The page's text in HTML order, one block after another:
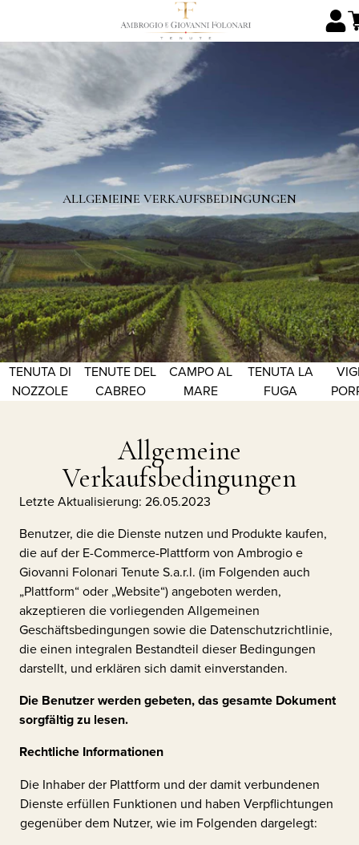
ALLGEMEINE VERKAUFSBEDINGUNGEN
TENUTA DI
NOZZOLE
TENUTE DEL
CABREO
CAMPO AL
MARE
TENUTA LA
FUGA
Allgemeine
Verkaufsbedingungen
Letzte Aktualisierung: 26.05.2023
Benutzer, die die Dienste nutzen und Produkte kaufen,
die auf der E-Commerce-Plattform von Ambrogio e
Giovanni Folonari Tenute S.a.r.l. (im Folgenden auch
„Plattform“ oder „Website“) angeboten werden,
akzeptieren die vorliegenden Allgemeinen
Geschäftsbedingungen sowie die Datenschutzrichtlinie,
die einen integralen Bestandteil dieser Bedingungen
darstellt, und erklären sich damit einverstanden.
Die Benutzer werden gebeten, das gesamte Dokument
sorgfältig zu lesen.
Rechtliche Informationen
Die Inhaber der Plattform und der damit verbundenen
Dienste erfüllen Funktionen und haben Verpflichtungen
gegenüber dem Nutzer, wie im Folgenden dargelegt: